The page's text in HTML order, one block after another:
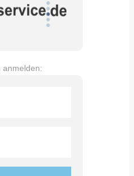
anmelden: